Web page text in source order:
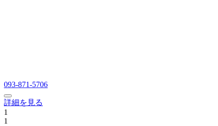
093-871-5706
詳細を見る
1
1